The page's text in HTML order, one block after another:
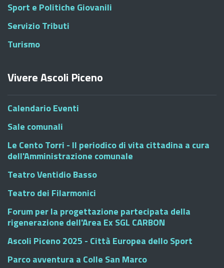
Sport e Politiche Giovanili
Servizio Tributi
Turismo
Vivere Ascoli Piceno
Calendario Eventi
Sale comunali
Le Cento Torri - Il periodico di vita cittadina a cura
dell'Amministrazione comunale
Teatro Ventidio Basso
Teatro dei Filarmonici
Forum per la progettazione partecipata della
rigenerazione dell'Area Ex SGL CARBON
Ascoli Piceno 2025 - Città Europea dello Sport
Parco avventura a Colle San Marco